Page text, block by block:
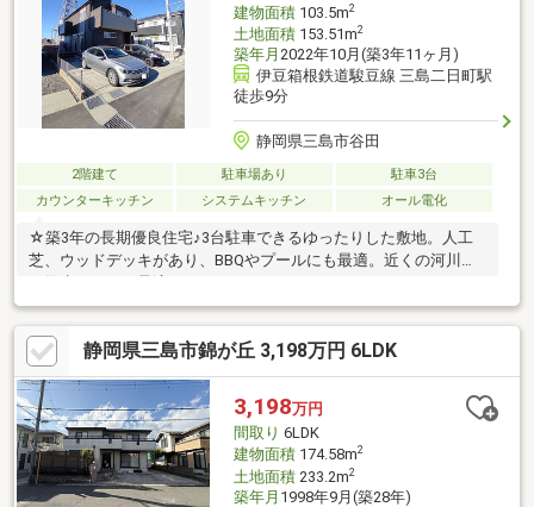
建物面積103.5m2
土地面積153.51m2
築年月 2022年10月(築3年11ヶ月)
伊豆箱根鉄道駿豆線 三島二日町駅
徒歩9分
静岡県三島市谷田
2階建て 駐車場あり
駐車3台
カウンターキッチン
システムキッチン オール電化
☆築3年の長期優良住宅♪3台駐車できるゆったりした敷地。人工
芝、ウッドデッキがあり、BBQやプールにも最適。近くの河川敷
静岡県三島市錦が丘 3,198万円 6LDK
3,198万円
間取り 6LDK
建物面積174.58m2
土地面積233.2m2
築年月 1998年9月(築28年)